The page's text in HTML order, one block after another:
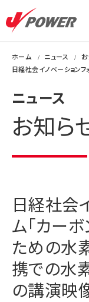
ホーム ニュース
ニュース
お知ら
日経社会
ム「カー
ための水
携での水
の講演映